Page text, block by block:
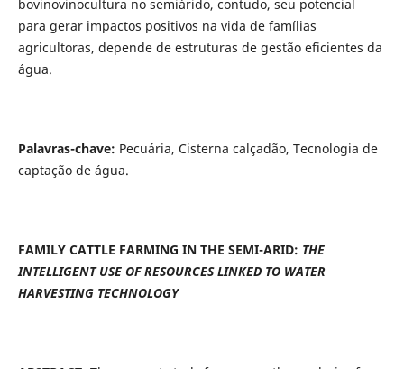
bovinovinocultura no semiárido, contudo, seu potencial
para gerar impactos positivos na vida de famílias
agricultoras, depende de estruturas de gestão eficientes da
água.
Palavras-chave: Pecuária, Cisterna calçadão, Tecnologia de
captação de água.
FAMILY CATTLE FARMING IN THE SEMI-ARID: THE
INTELLIGENT USE OF RESOURCES LINKED TO WATER
HARVESTING TECHNOLOGY